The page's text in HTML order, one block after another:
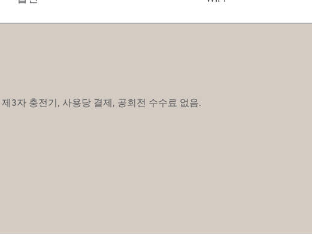
3자 충전기, 사용당 결제, 공회전 수수료 없음.